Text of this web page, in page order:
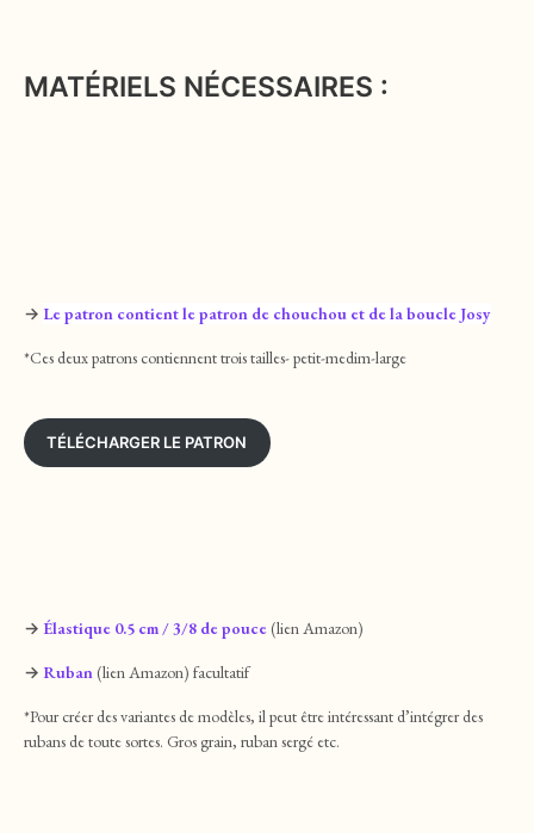
MATÉRIELS NÉCESSAIRES :
→ Le patron contient le patron de chouchou et de la boucle Josy
*Ces deux patrons contiennent trois tailles- petit-medim-large
TÉLÉCHARGER LE PATRON
→ Élastique 0.5 cm / 3/8 de pouce (lien Amazon)
→ Ruban (lien Amazon) facultatif
*Pour créer des variantes de modèles, il peut être intéressant d’intégrer des
rubans de toute sortes. Gros grain, ruban sergé etc.